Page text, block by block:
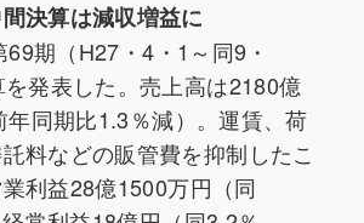
決算は減収増益に
期（H27・4・1～同9・
発表した。売上高は2180億
同期比1.3％減）。運賃、荷
料などの販管費を抑制したこ
利益28億1500万円（同